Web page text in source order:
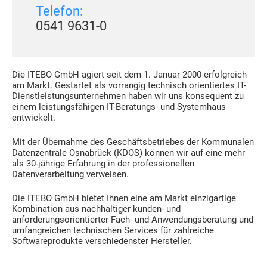
Die ITEBO GmbH agiert seit dem 1. Januar 2000 erfolgreich
am Markt. Gestartet als vorrangig technisch orientiertes IT-
Dienstleistungsunternehmen haben wir uns konsequent zu
einem leistungsfähigen IT-Beratungs- und Systemhaus
entwickelt.
Mit der Übernahme des Geschäftsbetriebes der Kommunalen
Datenzentrale Osnabrück (KDOS) können wir auf eine mehr
als 30-jährige Erfahrung in der professionellen
Datenverarbeitung verweisen.
Die ITEBO GmbH bietet Ihnen eine am Markt einzigartige
Kombination aus nachhaltiger kunden- und
anforderungsorientierter Fach- und Anwendungsberatung und
umfangreichen technischen Services für zahlreiche
Softwareprodukte verschiedenster Hersteller.
Telefon:
0541 9631-0